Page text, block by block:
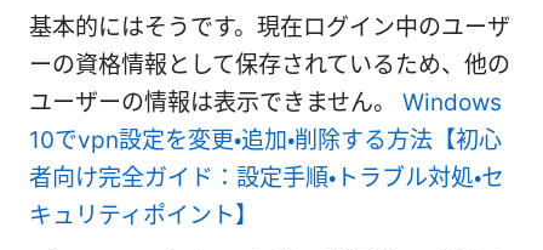
基本的にはそうです。現在ログイン中のユーザ
ーの資格情報として保存されているため、他の
ユーザーの情報は表示できません。 Windows
10でvpn設定を変更・追加・削除する方法【初心
者向け完全ガイド：設定手順・トラブル対処・セ
キュリティポイント】